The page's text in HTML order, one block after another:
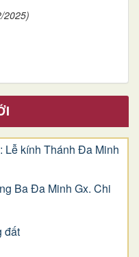
2025)
Lễ kính Thánh Đa Minh
Ba Đa Minh Gx. Chi
đất